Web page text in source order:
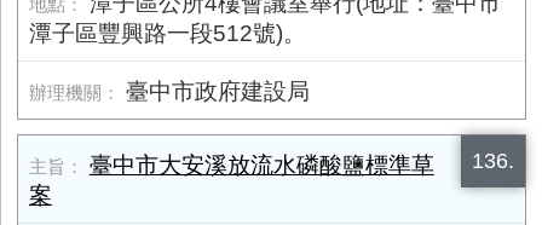
潭子區豐興路一段512號)。
臺中市政府建設局
136.
臺中市大安溪放流水磷酸鹽標準草
案